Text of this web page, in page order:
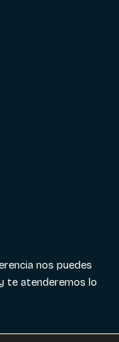
nos puedes
te atenderemos lo